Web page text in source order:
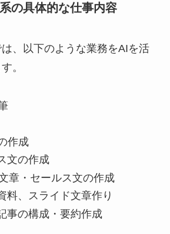
の具体的な仕事内容
、以下のような業務をAIを活
。
作成
文の作成
章・セールス文の作成
料、スライド文章作り
事の構成・要約作成